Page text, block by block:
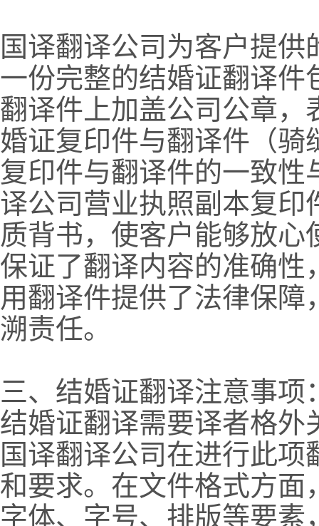
国译翻译公司为客户提
一份完整的结婚证翻译件
翻译件上加盖公司公章，
婚证复印件与翻译件（
复印件与翻译件的一致
译公司营业执照副本复印
质背书，使客户能够放
保证了翻译内容的准确性
用翻译件提供了法律保
溯责任。
三、结婚证翻译注意事项
结婚证翻译需要译者格外
国译翻译公司在进行此
和要求。在文件格式方面
字体、字号、排版等要